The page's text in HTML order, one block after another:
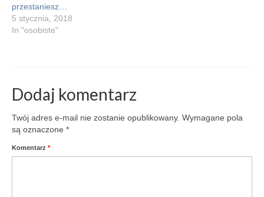
przestaniesz…
5 stycznia, 2018
In "osobiste"
Dodaj komentarz
Twój adres e-mail nie zostanie opublikowany. Wymagane pola
są oznaczone *
Komentarz *